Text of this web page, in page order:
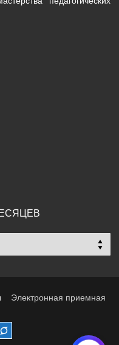
Электронная приемная